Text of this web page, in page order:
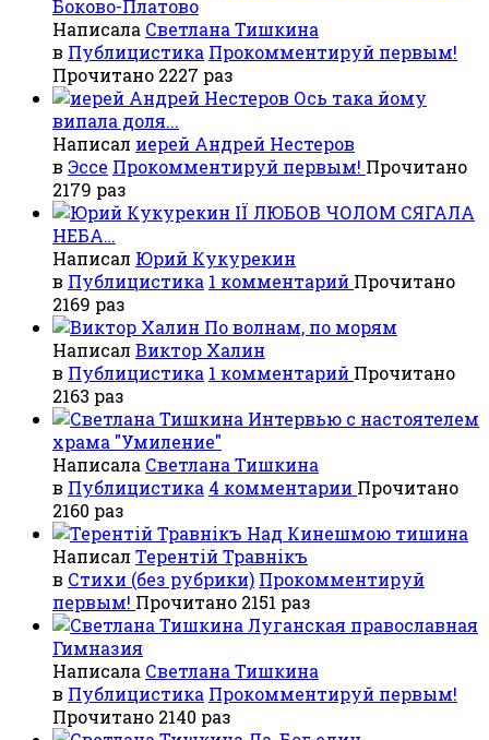
Боково-Платово
Написала Светлана Тишкина
в Публицистика Прокомментируй первым!
Прочитано 2227 раз
Ось така йому
випала доля...
Написал иерей Андрей Нестеров
в Эссе Прокомментируй первым! Прочитано
2179 раз
ІЇ ЛЮБОВ ЧОЛОМ СЯГАЛА
НЕБА…
Написал Юрий Кукурекин
в Публицистика 1 комментарий Прочитано
2169 раз
По волнам, по морям
Написал Виктор Халин
в Публицистика 1 комментарий Прочитано
2163 раз
Интервью с настоятелем
храма "Умиление"
Написала Светлана Тишкина
в Публицистика 4 комментарии Прочитано
2160 раз
Над Кинешмою тишина
Написал Терентiй Травнiкъ
в Стихи (без рубрики) Прокомментируй
первым! Прочитано 2151 раз
Луганская православная
Гимназия
Написала Светлана Тишкина
в Публицистика Прокомментируй первым!
Прочитано 2140 раз